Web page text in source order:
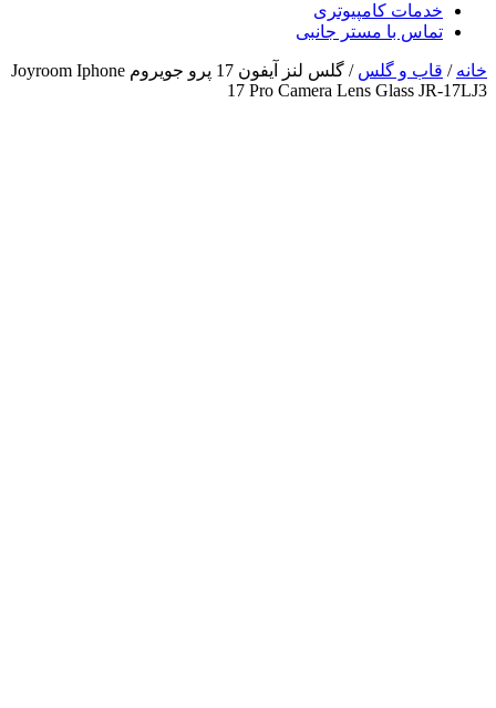
خدمات کامپیوتری
تماس با مستر جانبی
خانه / قاب و گلس
/ گلس لنز آیفون 17 پرو جویروم Joyroom Iphone
17 Pro Camera Lens Glass JR-17LJ3